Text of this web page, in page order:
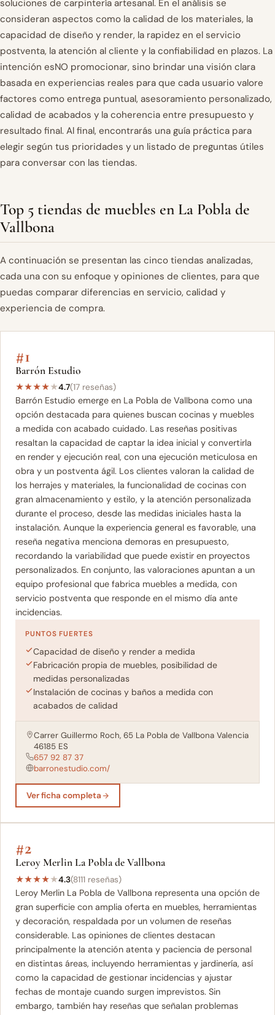
soluciones de carpintería artesanal. En el análisis se
consideran aspectos como la calidad de los materiales, la
capacidad de diseño y render, la rapidez en el servicio
postventa, la atención al cliente y la confiabilidad en plazos. La
intención esNO promocionar, sino brindar una visión clara
basada en experiencias reales para que cada usuario valore
factores como entrega puntual, asesoramiento personalizado,
calidad de acabados y la coherencia entre presupuesto y
resultado final. Al final, encontrarás una guía práctica para
elegir según tus prioridades y un listado de preguntas útiles
para conversar con las tiendas.
Top 5 tiendas de muebles en La Pobla de
Vallbona
A continuación se presentan las cinco tiendas analizadas,
cada una con su enfoque y opiniones de clientes, para que
puedas comparar diferencias en servicio, calidad y
experiencia de compra.
#1
Barrón Estudio
★★★★★4.7(17 reseñas)
Barrón Estudio emerge en La Pobla de Vallbona como una
opción destacada para quienes buscan cocinas y muebles
a medida con acabado cuidado. Las reseñas positivas
resaltan la capacidad de captar la idea inicial y convertirla
en render y ejecución real, con una ejecución meticulosa en
obra y un postventa ágil. Los clientes valoran la calidad de
los herrajes y materiales, la funcionalidad de cocinas con
gran almacenamiento y estilo, y la atención personalizada
durante el proceso, desde las medidas iniciales hasta la
instalación. Aunque la experiencia general es favorable, una
reseña negativa menciona demoras en presupuesto,
recordando la variabilidad que puede existir en proyectos
personalizados. En conjunto, las valoraciones apuntan a un
equipo profesional que fabrica muebles a medida, con
servicio postventa que responde en el mismo día ante
incidencias.
PUNTOS FUERTES
Capacidad de diseño y render a medida
Fabricación propia de muebles, posibilidad de
medidas personalizadas
Instalación de cocinas y baños a medida con
acabados de calidad
Carrer Guillermo Roch, 65 La Pobla de Vallbona Valencia
46185 ES
657 92 87 37
barronestudio.com/
Ver ficha completa
#2
Leroy Merlin La Pobla de Vallbona
★★★★★4.3(8111 reseñas)
Leroy Merlin La Pobla de Vallbona representa una opción de
gran superficie con amplia oferta en muebles, herramientas
y decoración, respaldada por un volumen de reseñas
considerable. Las opiniones de clientes destacan
principalmente la atención atenta y paciencia de personal
en distintas áreas, incluyendo herramientas y jardinería, así
como la capacidad de gestionar incidencias y ajustar
fechas de montaje cuando surgen imprevistos. Sin
embargo, también hay reseñas que señalan problemas